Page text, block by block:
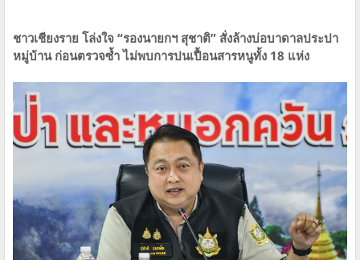
ชาวเชียงราย โล่งใจ “รองนายกฯ สุชาติ” สั่งล้างบ่อบาดาลประปา
หมู่บ้าน ก่อนตรวจซ้ำ ไม่พบการปนเปื้อนสารหนูทั้ง 18 แห่ง